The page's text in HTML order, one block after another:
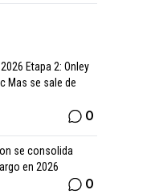
Etapa 2: Onley
Mas se sale de
0
se consolida
en 2026
0